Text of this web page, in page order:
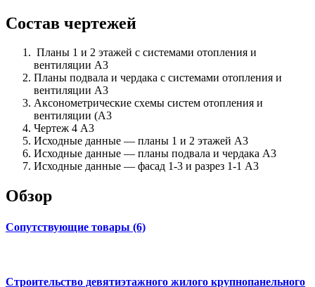
Состав чертежей
Планы 1 и 2 этажей с системами отопления и
вентиляции А3
Планы подвала и чердака с системами отопления и
вентиляции А3
Аксонометрические схемы систем отопления и
вентиляции (А3
Чертеж 4 А3
Исходные данные — планы 1 и 2 этажей А3
Исходные данные — планы подвала и чердака А3
Исходные данные — фасад 1-3 и разрез 1-1 А3
Обзор
Сопутствующие товары (6)
Строительство девятиэтажного жилого крупнопанельного